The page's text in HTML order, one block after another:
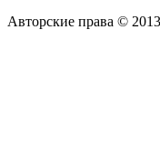
Авторские права ©